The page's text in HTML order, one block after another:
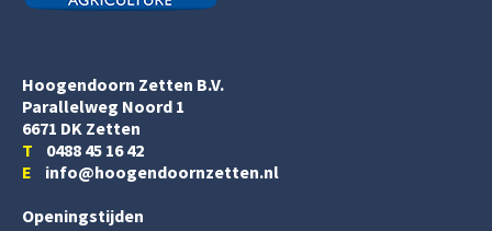
Hoogendoorn Zetten B.V.
Parallelweg Noord 1
6671 DK Zetten
T 0488 45 16 42
E info@hoogendoornzetten.nl
Openingstijden